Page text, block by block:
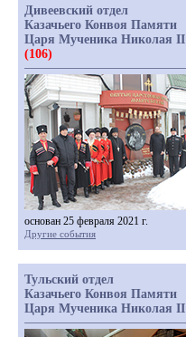
Дивеевский отдел
Казачьего Конвоя Памяти
Царя Мученика Николая II
(106)
основан 25 февраля 2021 г.
Другие события
Тульский отдел
Казачьего Конвоя Памяти
Царя Мученика Николая II